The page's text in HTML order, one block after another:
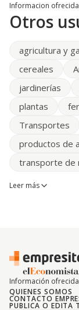
Informacion
Otros
agricultura y
cereales
jardinerías
plantas
Transportes
productos de
transporte de
Leer más
Información
QUIENES SOMOS
CONTACTO
PUBLICA O EDITA